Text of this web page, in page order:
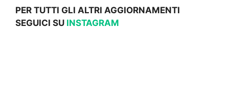
PER TUTTI GLI ALTRI AGGIORNAMENTI
SEGUICI SU INSTAGRAM